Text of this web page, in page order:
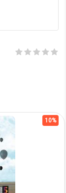
10%